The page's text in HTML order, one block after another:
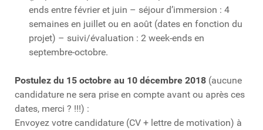
ends entre février et juin – séjour d’immersion : 4
semaines en juillet ou en août (dates en fonction du
projet) – suivi/évaluation : 2 week-ends en
septembre-octobre.
Postulez du 15 octobre au 10 décembre 2018 (aucune
candidature ne sera prise en compte avant ou après ces
dates, merci ? !!!) :
Envoyez votre candidature (CV + lettre de motivation) à